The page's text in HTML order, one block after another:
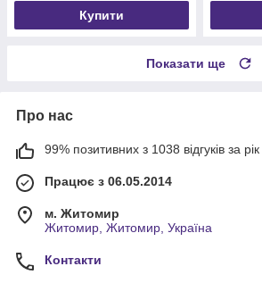
Купити
Показати ще
Про нас
99% позитивних з 1038 відгуків за рік
Працює з 06.05.2014
м. Житомир
Житомир, Житомир, Україна
Контакти